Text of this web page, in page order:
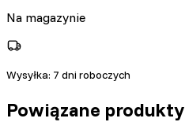
Na magazynie
Wysyłka: 7 dni roboczych
Powiązane produkty